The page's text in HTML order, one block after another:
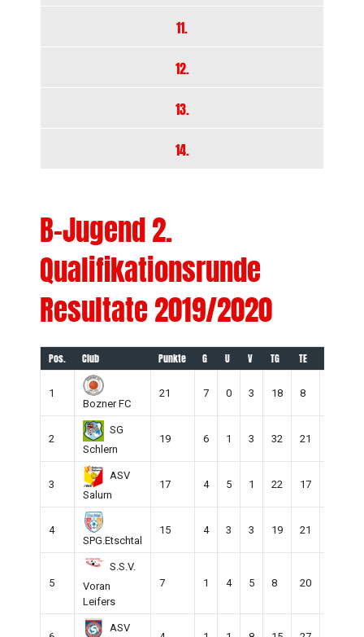
11.
12.
13.
14.
B-Jugend 2.
Qualifikationsrunde
Resultate 2019/2020
Pos. Club Punkte G U V TG TE
1
Bozner FC
21 7 0 3 18 8
2
SG
Schlern
19 6 1 3 32 21
3
ASV
Salurn
17 4 5 1 22 17
4
SPG.Etschtal
15 4 3 3 19 21
5
S.S.V.
Voran
Leifers
7 1 4 5 8 20
ASV